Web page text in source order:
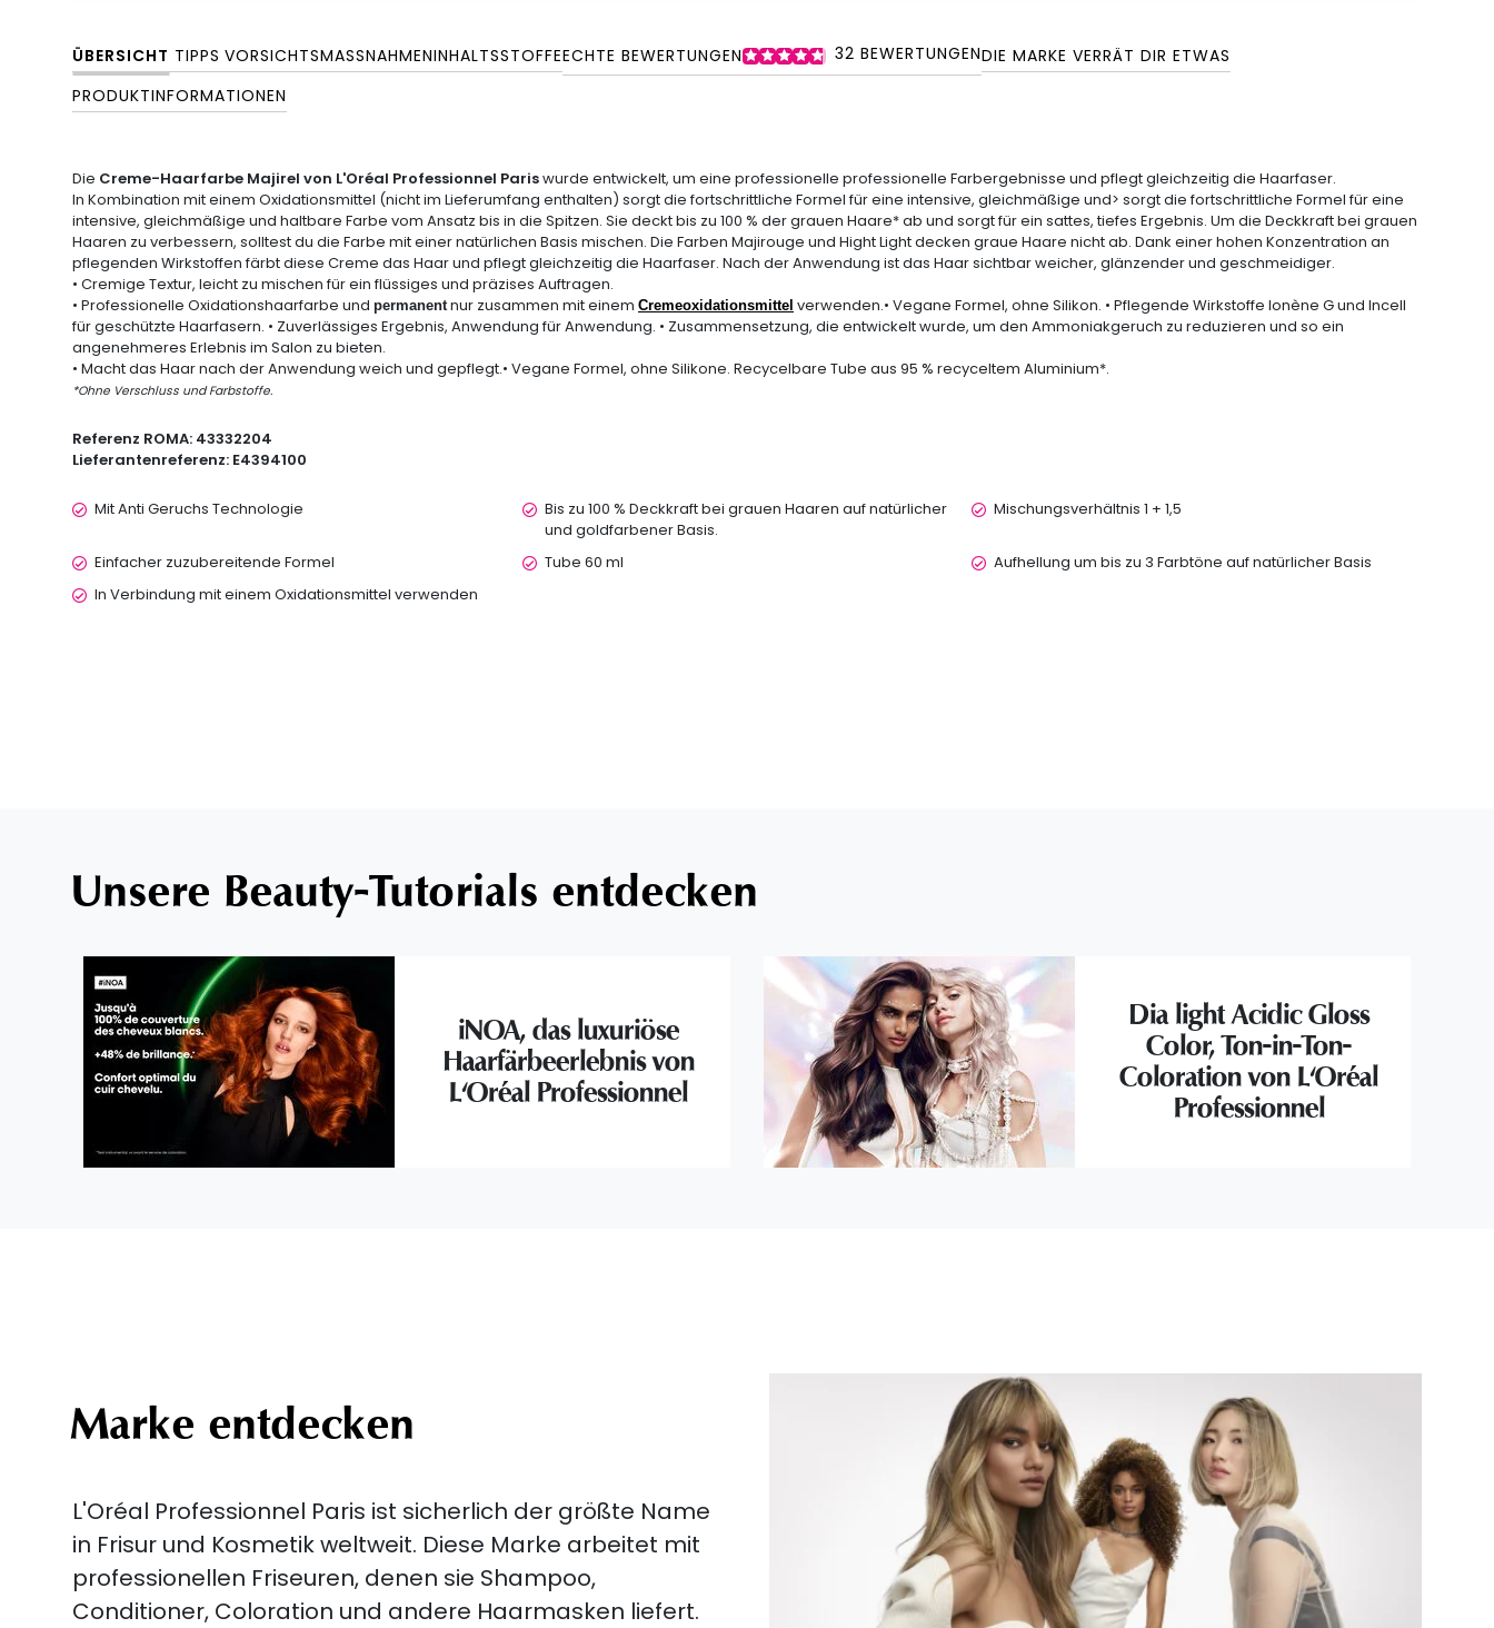
ÜBERSICHT TIPPS VORSICHTSMASSNAHMEN INHALTSSTOFFEECHTE BEWERTUNGEN 32 BEWERTUNGENDIE MARKE VERRÄT DIR ETWAS
PRODUKTINFORMATIONEN
Die Creme-Haarfarbe Majirel von L'Oréal Professionnel Pariswurde entwickelt, um eine professionelle professionelle Farbergebnisse und pflegt gleichzeitig die Haarfaser.
In Kombination mit einem Oxidationsmittel (nicht im Lieferumfang enthalten) sorgt die fortschrittliche Formel für eine intensive, gleichmäßige und> sorgt die fortschrittliche Formel für eine
intensive, gleichmäßige und haltbare Farbe vom Ansatz bis in die Spitzen. Sie deckt bis zu 100 % der grauen Haare* ab und sorgt für ein sattes, tiefes Ergebnis. Um die Deckkraft bei grauen
Haaren zu verbessern, solltest du die Farbe mit einer natürlichen Basis mischen. Die Farben Majirouge und Hight Light decken graue Haare nicht ab. Dank einer hohen Konzentration an
pflegenden Wirkstoffen färbt diese Creme das Haar und pflegt gleichzeitig die Haarfaser. Nach der Anwendung ist das Haar sichtbar weicher, glänzender und geschmeidiger.
• Cremige Textur, leicht zu mischen für ein flüssiges und präzises Auftragen.
• Professionelle Oxidationshaarfarbe und permanentnur zusammen mit einem Cremeoxidationsmittel verwenden.• Vegane Formel, ohne Silikon. • Pflegende Wirkstoffe Ionène G und Incell
für geschützte Haarfasern. • Zuverlässiges Ergebnis, Anwendung für Anwendung. • Zusammensetzung, die entwickelt wurde, um den Ammoniakgeruch zu reduzieren und so ein
angenehmeres Erlebnis im Salon zu bieten.
• Macht das Haar nach der Anwendung weich und gepflegt.• Vegane Formel, ohne Silikone. Recycelbare Tube aus 95 % recyceltem Aluminium*.
*Ohne Verschluss und Farbstoffe.
Referenz ROMA: 43332204
Lieferantenreferenz: E4394100
Mit Anti Geruchs Technologie
Bis zu 100 % Deckkraft bei grauen Haaren auf natürlicher
und goldfarbener Basis.
Mischungsverhältnis 1 + 1,5
Einfacher zuzubereitende Formel Tube 60 ml
Aufhellung um bis zu 3 Farbtöne auf natürlicher Basis
In Verbindung mit einem Oxidationsmittel verwenden
Unsere Beauty-Tutorials entdecken
iNOA, das luxuriöse
Haarfärbeerlebnis von
L'Oréal Professionnel
Dia light Acidic Gloss
Color, Ton-in-Ton-
Coloration von L'Oréal
Professionnel
Marke entdecken
L'Oréal Professionnel Paris ist sicherlich der größte Name
in Frisur und Kosmetik weltweit. Diese Marke arbeitet mit
professionellen Friseuren, denen sie Shampoo,
Conditioner, Coloration und andere Haarmasken liefert.